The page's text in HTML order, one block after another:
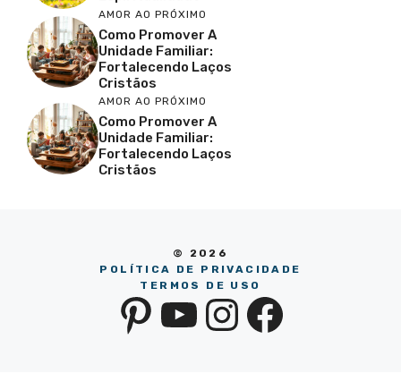
AMOR AO PRÓXIMO
Como Promover A
Unidade Familiar:
Fortalecendo Laços
Cristãos
AMOR AO PRÓXIMO
Como Promover A
Unidade Familiar:
Fortalecendo Laços
Cristãos
© 2026
POLÍTICA DE PRIVACIDADE
TERMOS DE USO
Pinterest
YouTube